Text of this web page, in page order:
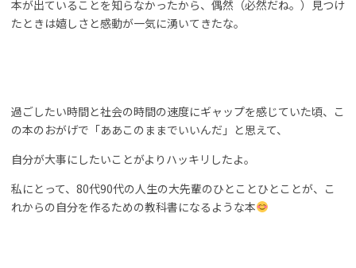
本が出ていることを知らなかったから、偶然（必然だね。）見つけ
たときは嬉しさと感動が一気に湧いてきたな。
過ごしたい時間と社会の時間の速度にギャップを感じていた頃、こ
の本のおがげで「ああこのままでいいんだ」と思えて、
自分が大事にしたいことがよりハッキリしたよ。
私にとって、80代90代の人生の大先輩のひとことひとことが、こ
れからの自分を作るための教科書になるような本